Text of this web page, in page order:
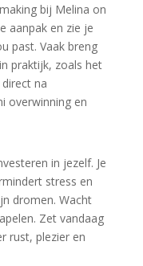
bij Melina on
aanpak en zie je
past. Vaak breng
praktijk, zoals het
na
overwinning en
in jezelf. Je
stress en
dromen. Wacht
Zet vandaag
rust, plezier en